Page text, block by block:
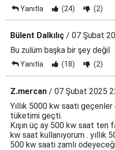
Yanıtla (24) (2)
Bülent Dalkılıç / 07 Şubat
Bu zulüm başka bir şey değil
Yanıtla (18) (2)
Z.mercan / 07 Şubat 2025
Yıllık 5000 kw saati
tüketimi geçti.
Kışın üç ay 500 kw saat ten
kw saat kullanıyorum . yıllık
500 kw saati zamlı